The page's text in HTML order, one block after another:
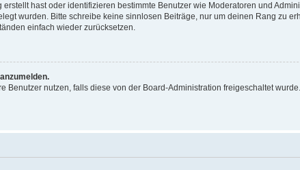
hast oder identifizieren bestimmte Benutzer wie Moderatoren und
wurden. Bitte schreibe keine sinnlosen Beiträge, nur um deinen Rang zu
einfach wieder zurücksetzen.
nutzen, falls diese von der Board-Administration freigeschaltet